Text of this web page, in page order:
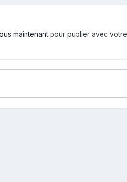
maintenant pour publier avec votre